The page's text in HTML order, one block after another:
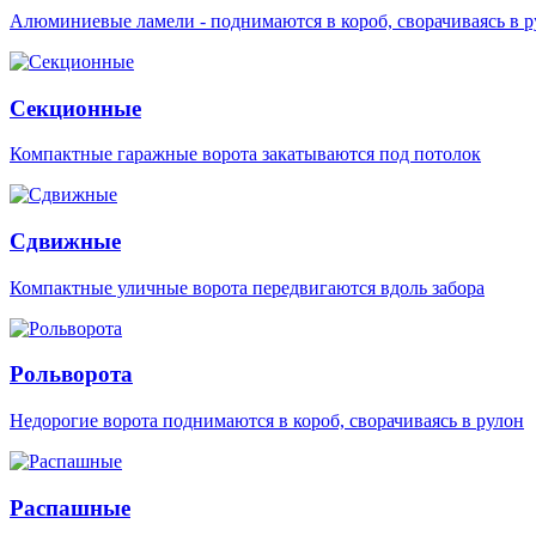
Алюминиевые ламели - поднимаются в короб, сворачиваясь в
Секционные
Компактные гаражные ворота закатываются под потолок
Сдвижные
Компактные уличные ворота передвигаются вдоль забора
Рольворота
Недорогие ворота поднимаются в короб, сворачиваясь в рулон
Распашные